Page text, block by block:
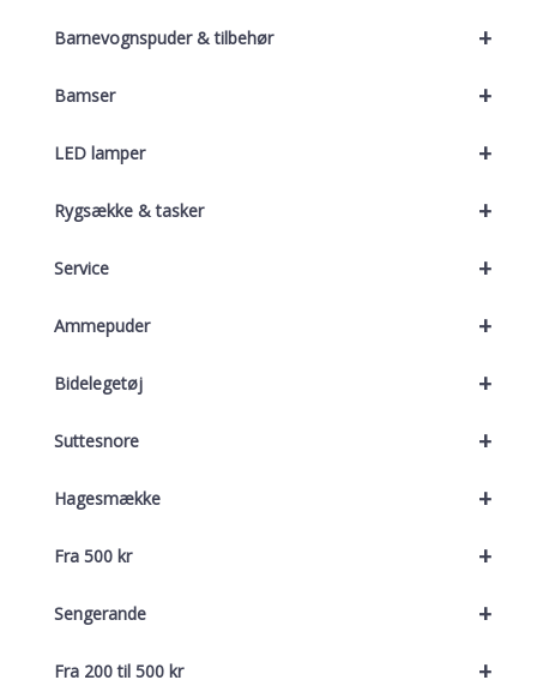
+
Barnevognspuder & tilbehør
+
Bamser
+
LED lamper
+
Rygsække & tasker
+
Service
+
Ammepuder
+
Bidelegetøj
+
Suttesnore
+
Hagesmække
+
Fra 500 kr
+
Sengerande
+
Fra 200 til 500 kr